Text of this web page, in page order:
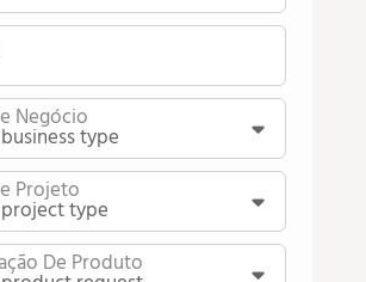
Negócio
Projeto
De Produto